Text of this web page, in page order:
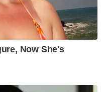
Now She's